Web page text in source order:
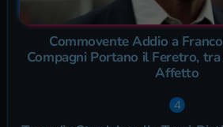
Commovente Addio a
Compagni Portano il Feretro,
Affetto